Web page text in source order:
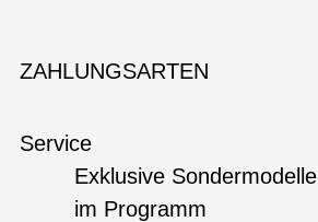
ZAHLUNGSARTEN
Service
Exklusive
im Programm